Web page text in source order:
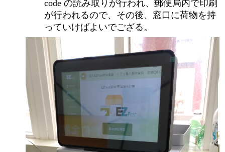
code の読み取りが行われ、郵便局内で印刷
が行われるので、その後、窓口に荷物を持
っていけばよいでござる。